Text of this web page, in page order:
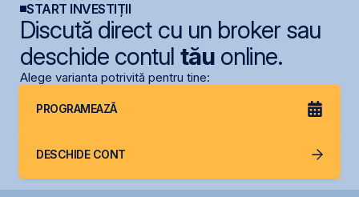
START INVESTIȚII
Discută direct cu un broker sau
deschide contul tăuonline.
Alege varianta potrivită pentru tine:
PROGRAMEAZĂ
DESCHIDE CONT